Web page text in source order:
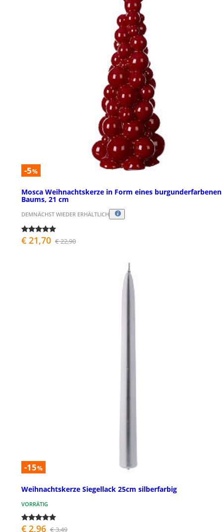
-5%
Mosca Weihnachtskerze in Form eines burgunderfarbenen
Baums, 21 cm
DEMNÄCHST WIEDER ERHÄLTLICH
€ 21,70 € 22,90
-15%
Weihnachtskerze Siegellack 25cm silberfarbig
VORRÄTIG
€ 2,96 € 3,49